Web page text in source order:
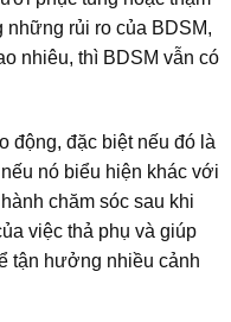
những rủi ro của BDSM,
nhiêu, thì BDSM vẫn có
động, đặc biệt nếu đó là
nó biểu hiện khác với
chăm sóc sau khi
việc thả phụ và giúp
tận hưởng nhiều cảnh